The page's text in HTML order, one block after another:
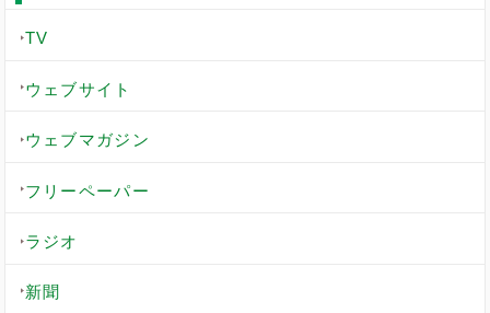
TV
ウェブサイト
ウェブマガジン
フリーペーパー
ラジオ
新聞